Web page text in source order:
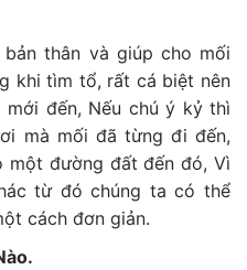
thân và giúp cho mối
khi tìm tổ, rất cá biệt nên
đến, Nếu chú ý kỷ thì
mà mối đã từng đi đến,
một đường đất đến đó, Vì
từ đó chúng ta có thể
cách đơn giản.